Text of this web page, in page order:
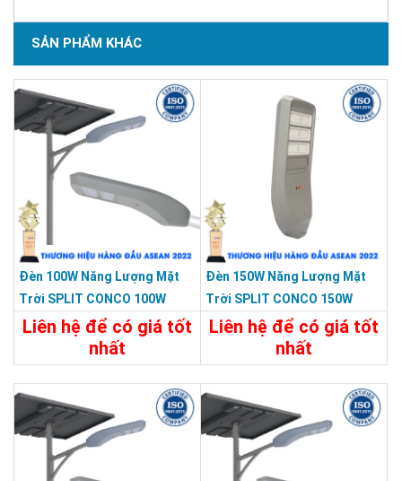
SẢN PHẨM KHÁC
Đèn 100W Năng Lượng Mặt
Trời SPLIT CONCO 100W
5000 Màu Xám KY-F-HX-002
Liên hệ để có giá tốt
nhất
Đèn 150W Năng Lượng Mặt
Trời SPLIT CONCO 150W
5000 Màu Xám KY-F-HX-004
Liên hệ để có giá tốt
nhất